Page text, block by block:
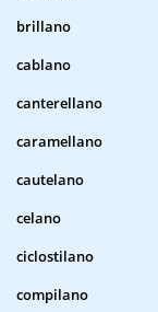
brillano
cablano
canterellano
caramellano
cautelano
celano
ciclostilano
compilano